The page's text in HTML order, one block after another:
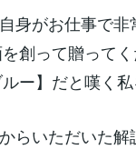
身がお仕事で非
創って贈ってく
ー】だと嘆く
らいただいた解